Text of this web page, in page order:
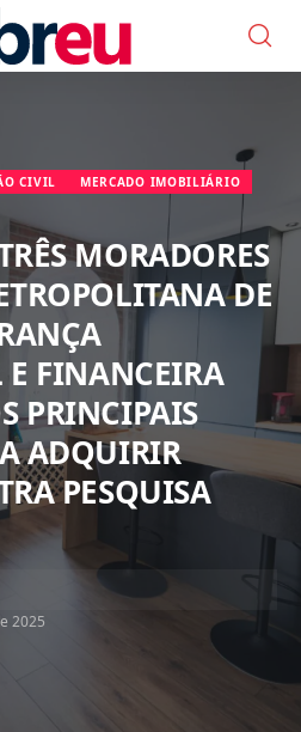
CIVIL
MERCADO IMOBILIÁRIO
MORADORES
DE
FINANCEIRA
PRINCIPAIS
ADQUIRIR
PESQUISA
2025